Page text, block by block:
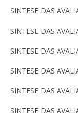
SINTESE DAS
SINTESE DAS
SINTESE DAS
SINTESE DAS
SINTESE DAS
SINTESE DAS